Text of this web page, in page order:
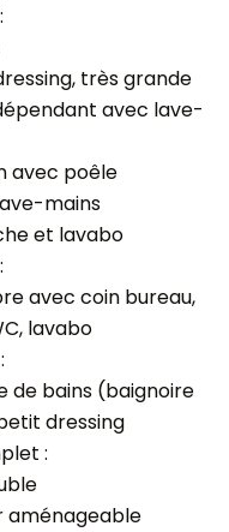
très grande
avec lave-
avec poêle
mains
et lavabo
avec coin bureau,
lavabo
de bains (baignoire
dressing
:
aménageable